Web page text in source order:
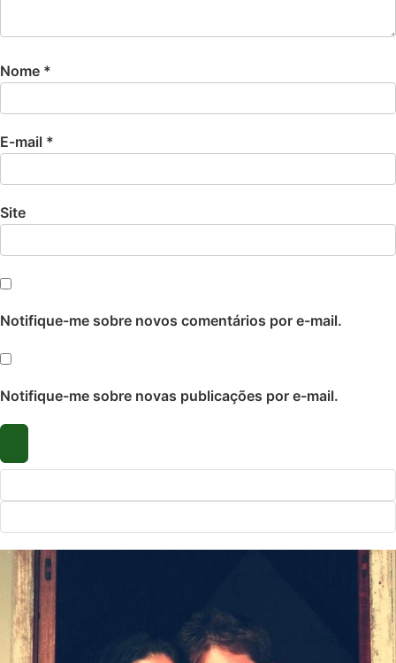
Nome *
E-mail *
Site
Notifique-me sobre novos comentários por e-mail.
Notifique-me sobre novas publicações por e-mail.